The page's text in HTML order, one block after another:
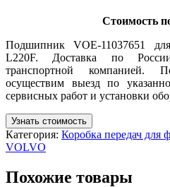
Стоимость
Подшипник VOE-11037651
L220F. Доставка по
транспортной компанией.
осуществим выезд по
сервисных работ и установки
Узнать стоимость
Категория: Коробка передач для
VOLVO
Похожие товары